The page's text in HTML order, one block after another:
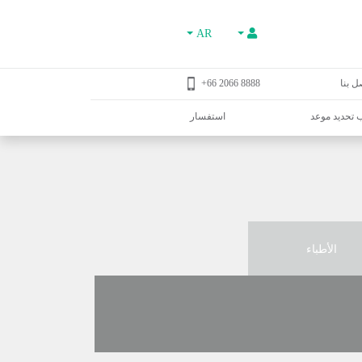
AR
بنا 8888 2066 66+
تحديد موعد استفسار
الأطباء